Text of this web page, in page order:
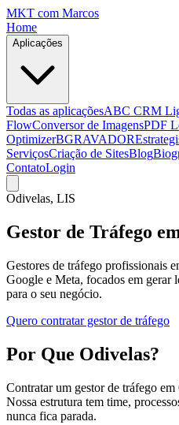
MKT com Marcos
Home
Aplicações
Todas as aplicaçõesABC CRM
FlowConversor de ImagensPDF
OptimizerBGRAVADOR
ServiçosCriação de SitesBlog
ContatoLogin
Odivelas, LIS
Gestor de Tráfego
Gestores de tráfego profissionais
Google e Meta, focados em gerar
para o seu negócio.
Quero contratar gestor de tráfego
Por Que Odivelas?
Contratar um gestor de tráfego
Nossa estrutura tem time,
nunca fica parada.